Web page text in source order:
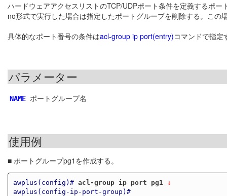
ハードウェアアクセスリストのTCP/UDPポート条件を定義するポ
no形式で実行した場合は指定したポートグループを削除する。こ
具体的なポート番号の条件はacl-group ip port(entry)コマンドで指
パラメーター
NAME ポートグループ名
使用例
■ ポートグループpg1を作成する。
awplus(config)# acl-group ip port pg1
↓
awplus(config-ip-port-group)#